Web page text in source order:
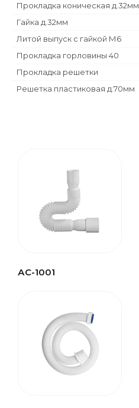
Прокладка коническая д.32мм
Гайка д.32мм
Литой выпуск с гайкой М6
Прокладка горловины 40
Прокладка решетки
Решетка пластиковая д.70мм
АС-1001